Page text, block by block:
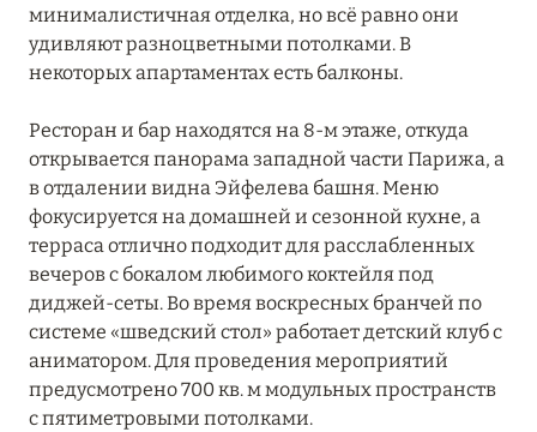
минималистичная отделка, но всё равно они
удивляют разноцветными потолками. В
некоторых апартаментах есть балконы.
Ресторан и бар находятся на 8-м этаже, откуда
открывается панорама западной части Парижа, а
в отдалении видна Эйфелева башня. Меню
фокусируется на домашней и сезонной кухне, а
терраса отлично подходит для расслабленных
вечеров с бокалом любимого коктейля под
диджей-сеты. Во время воскресных бранчей по
системе «шведский стол» работает детский клуб с
аниматором. Для проведения мероприятий
предусмотрено 700 кв. м модульных пространств
с пятиметровыми потолками.